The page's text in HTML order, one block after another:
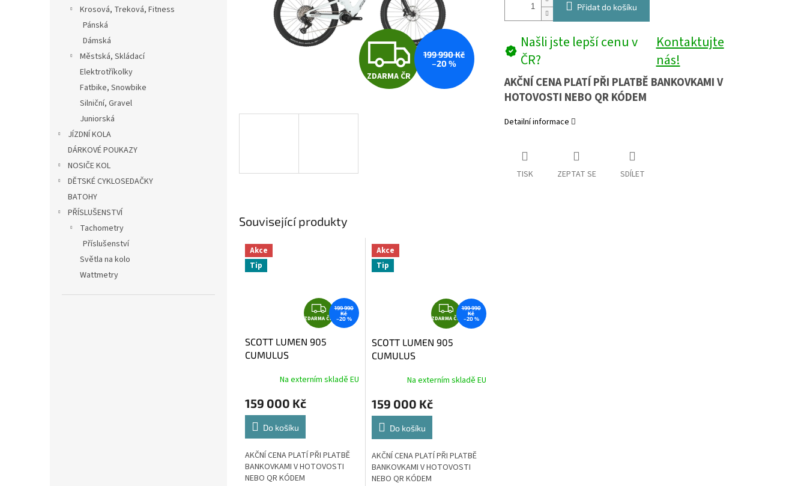
Krosová, Treková, Fitness
Pánská
Dámská
Městská, Skládací
Elektrotříkolky
Fatbike, Snowbike
Silniční, Gravel
Juniorská
JÍZDNÍ KOLA
DÁRKOVÉ POUKAZY
NOSIČE KOL
DĚTSKÉ CYKLOSEDAČKY
BATOHY
PŘÍSLUŠENSTVÍ
Tachometry
Příslušenství
Světla na kolo
Wattmetry
Z
D
ZDARMA ČR
199 990 Kč
–20 %
Přidat do košíku
Našli jste lepší cenu v
ČR?
Kontaktujte
nás!
AKČNÍ CENA PLATÍ PŘI PLATBĚ BANKOVKAMI V
HOTOVOSTI NEBO QR KÓDEM
Detailní informace
TISK ZEPTAT SE SDÍLET
Související produkty
Akce
Tip
Z
D
A
A
ZDARMA ČR
199 990
Kč
–20 %
SCOTT LUMEN 905
CUMULUS
Na externím skladě EU
159 000 Kč
Do košíku
AKČNÍ CENA PLATÍ PŘI PLATBĚ
BANKOVKAMI V HOTOVOSTI
NEBO QR KÓDEM
Akce
Tip
Z
D
A
A
ZDARMA ČR
199 990
Kč
–20 %
SCOTT LUMEN 905
CUMULUS
Na externím skladě EU
159 000 Kč
Do košíku
AKČNÍ CENA PLATÍ PŘI PLATBĚ
BANKOVKAMI V HOTOVOSTI
NEBO QR KÓDEM